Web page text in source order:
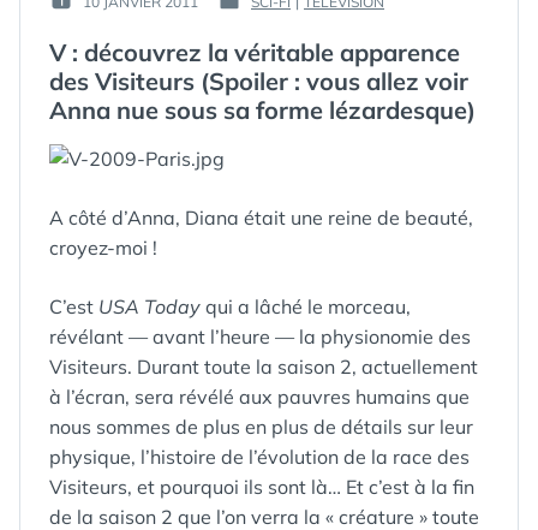
PUBLIÉ
PUBLIÉ
V : découvrez la véritable apparence
des Visiteurs (Spoiler : vous allez voir
Anna nue sous sa forme lézardesque)
A côté d’Anna, Diana était une reine de beauté,
croyez-moi !
C’est USA Today qui a lâché le morceau,
révélant — avant l’heure — la physionomie des
Visiteurs. Durant toute la saison 2, actuellement
à l’écran, sera révélé aux pauvres humains que
nous sommes de plus en plus de détails sur leur
physique, l’histoire de l’évolution de la race des
Visiteurs, et pourquoi ils sont là… Et c’est à la fin
de la saison 2 que l’on verra la « créature » toute